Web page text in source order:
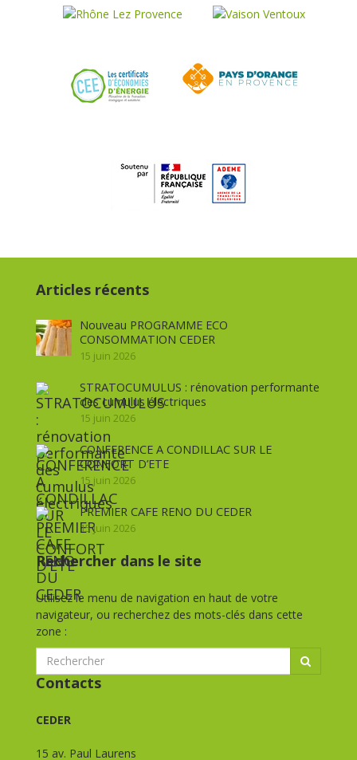
Articles récents
Nouveau PROGRAMME ECO
CONSOMMATION CEDER
15 juin 2026
STRATOCUMULUS : rénovation performante
des cumulus électriques
15 juin 2026
CONFERENCE A CONDILLAC SUR LE
CONFORT D’ETE
15 juin 2026
PREMIER CAFE RENO DU CEDER
15 juin 2026
Rechercher dans le site
Utilisez le menu de navigation en haut de votre
navigateur, ou recherchez des mots-clés dans cette
zone :
Contacts
CEDER
15 av. Paul Laurens